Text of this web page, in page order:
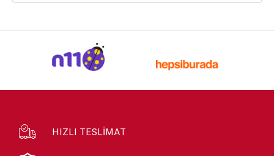
HIZLI TESLİMAT